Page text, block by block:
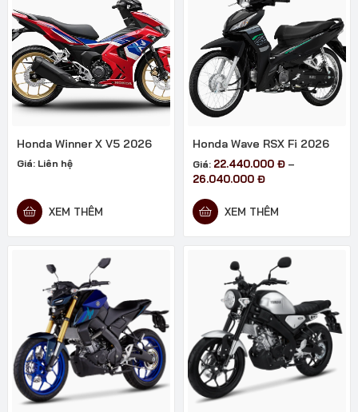
Honda Winner X V5 2026
Giá: Liên hệ
XEM THÊM
Honda Wave RSX Fi 2026
Giá: 22.440.000 Đ –
26.040.000 ĐKhoảng
từ
XEM THÊM